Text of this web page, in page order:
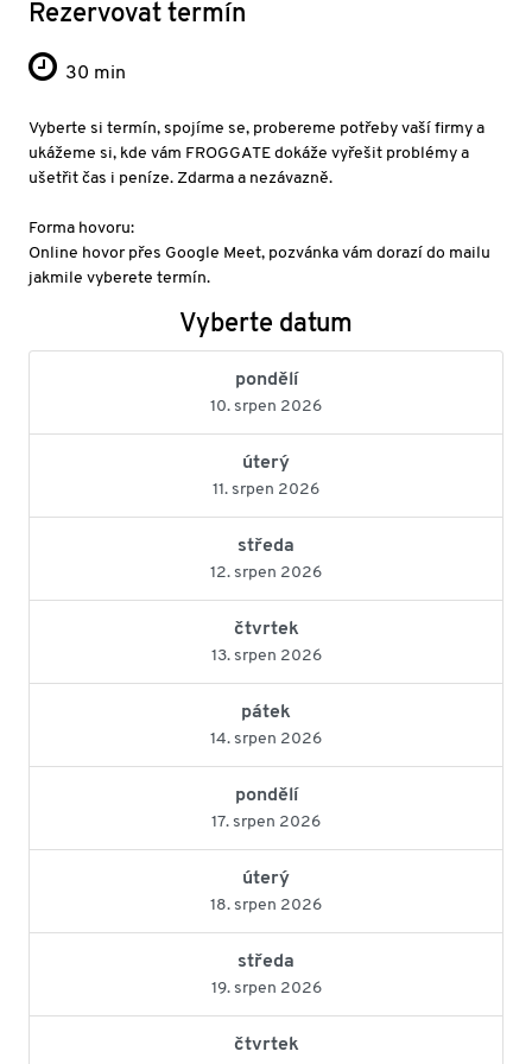
Rezervovat termín
30 min
Vyberte si termín, spojíme se, probereme potřeby vaší firmy a
ukážeme si, kde vám FROGGATE dokáže vyřešit problémy a
ušetřit čas i peníze. Zdarma a nezávazně.
Forma hovoru:
Online hovor přes Google Meet, pozvánka vám dorazí do mailu
jakmile vyberete termín.
Vyberte datum
pondělí
10. srpen 2026
úterý
11. srpen 2026
středa
12. srpen 2026
čtvrtek
13. srpen 2026
pátek
14. srpen 2026
pondělí
17. srpen 2026
úterý
18. srpen 2026
středa
19. srpen 2026
čtvrtek